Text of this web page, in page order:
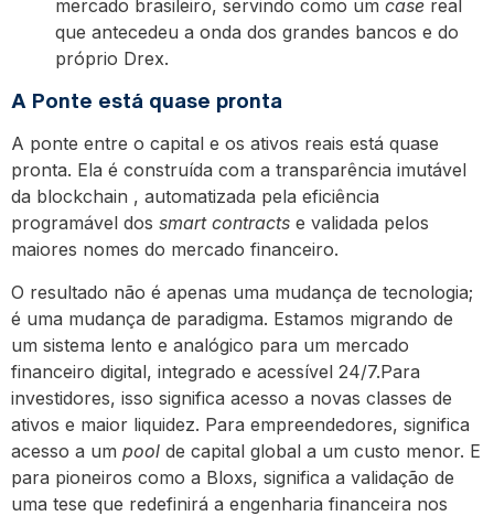
mercado brasileiro, servindo como um case real
que antecedeu a onda dos grandes bancos e do
próprio Drex.
A Ponte está quase pronta
A ponte entre o capital e os ativos reais está quase
pronta. Ela é construída com a transparência imutável
da blockchain , automatizada pela eficiência
programável dos smart contracts e validada pelos
maiores nomes do mercado financeiro.
O resultado não é apenas uma mudança de tecnologia;
é uma mudança de paradigma. Estamos migrando de
um sistema lento e analógico para um mercado
financeiro digital, integrado e acessível 24/7.Para
investidores, isso significa acesso a novas classes de
ativos e maior liquidez. Para empreendedores, significa
acesso a um pool de capital global a um custo menor. E
para pioneiros como a Bloxs, significa a validação de
uma tese que redefinirá a engenharia financeira nos